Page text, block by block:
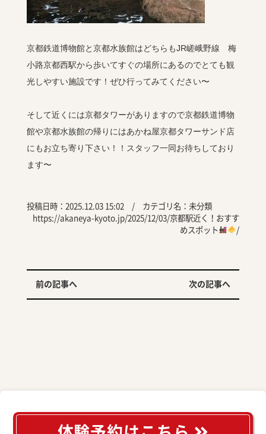
京都鉄道博物館と京都水族館はどちらもJR嵯峨野線 梅
小路京都西駅から歩いてすぐの場所にあるのでとても観
光しやすい施設です！ぜひ行ってみてください〜
そして近くには京都タワーがありますので京都鉄道博物
館や京都水族館の帰りにはあかね屋京都タワーサンド店
にもお立ち寄り下さい！！スタッフ一同お待ちしており
ます〜
投稿日時：2025.12.03 15:02 / カテゴリ名： 未分類
https://akaneya-kyoto.jp/2025/12/03/京都駅近く！おすす
めスポット
/
前の記事へ 次の記事へ